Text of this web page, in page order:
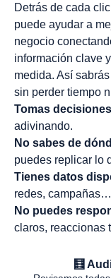
Detrás de cada
puede ayudar a
negocio
información clave
medida. Así
sin perder tiempo
Tomas
adivinando.
No sabes de
puedes replicar lo
Tienes datos
redes,
No puedes
claros, reaccionas
🧮